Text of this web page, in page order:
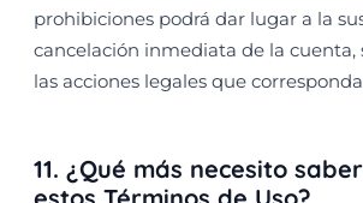
prohibiciones podrá dar lugar a la
cancelación inmediata de la cuenta,
las acciones legales que
11. ¿Qué más necesito